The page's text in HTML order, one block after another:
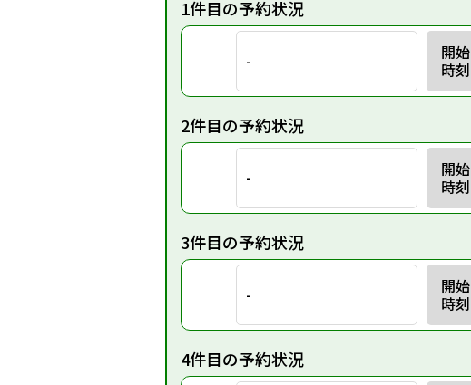
1件目の予約状況
-
開始
時刻
2件目の予約状況
-
開始
時刻
3件目の予約状況
-
開始
時刻
4件目の予約状況